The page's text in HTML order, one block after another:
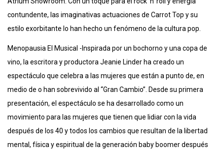
contundente, las imaginativas actuaciones de Carrot Top y su
estilo exorbitante lo han hecho un fenómeno de la cultura pop.
Menopausia El Musical -Inspirada por un bochorno y una copa de
vino, la escritora y productora Jeanie Linder ha creado un
espectáculo que celebra a las mujeres que están a punto de, en
medio de o han sobrevivido al “Gran Cambio”. Desde su primera
presentación, el espectáculo se ha desarrollado como un
movimiento para las mujeres que tienen que lidiar con la vida
después de los 40 y todos los cambios que resultan de la libertad
mental, física y espiritual de la generación baby boomer después